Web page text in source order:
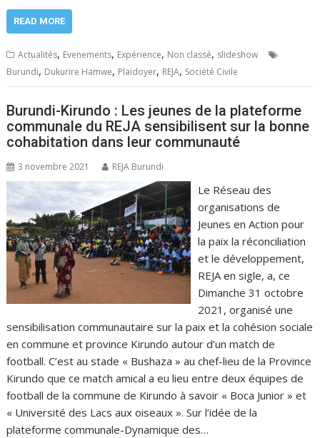
READ MORE
Actualités, Evenements, Expérience, Non classé, slideshow
Burundi, Dukurire Hamwe, Plaidoyer, REJA, Société Civile
Burundi-Kirundo : Les jeunes de la plateforme
communale du REJA sensibilisent sur la bonne
cohabitation dans leur communauté
3 novembre 2021 REJA Burundi
Le Réseau des
organisations de
Jeunes en Action pour
la paix la réconciliation
et le développement,
REJA en sigle, a, ce
Dimanche 31 octobre
2021, organisé une
sensibilisation communautaire sur la paix et la cohésion sociale
en commune et province Kirundo autour d’un match de
football. C’est au stade « Bushaza » au chef-lieu de la Province
Kirundo que ce match amical a eu lieu entre deux équipes de
football de la commune de Kirundo à savoir « Boca Junior » et
« Université des Lacs aux oiseaux ». Sur l’idée de la
plateforme communale-Dynamique des…